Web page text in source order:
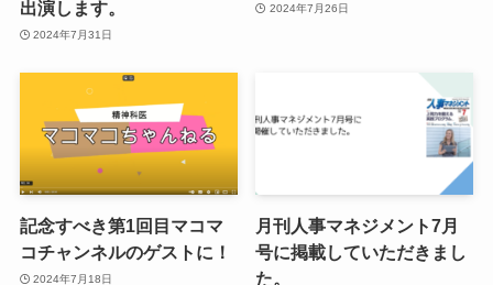
出演します。
2024年7月31日
2024年7月26日
記念すべき第1回目マコマ
コチャンネルのゲストに！
2024年7月18日
月刊人事マネジメント7月
号に掲載していただきまし
た。